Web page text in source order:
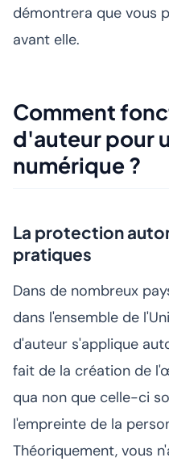
démontrera que vous
avant elle.
Comment
d'auteur pour
numérique ?
La protection
pratiques
Dans de nombreux
dans l'ensemble de
d'auteur s'applique
fait de la création de
qua non que celle-ci
l'empreinte de la
Théoriquement, vous